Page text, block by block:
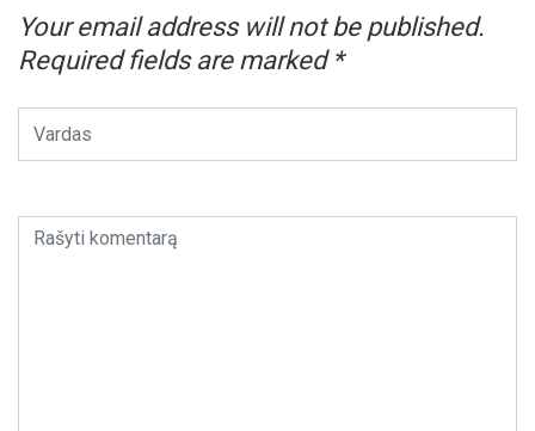
Your email address will not be published.
Required fields are marked *